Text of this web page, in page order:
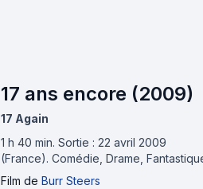
17 ans encore (2009)
17 Again
1 h 40 min. Sortie : 22 avril 2009
(France). Comédie, Drame,
Film de Burr Steers